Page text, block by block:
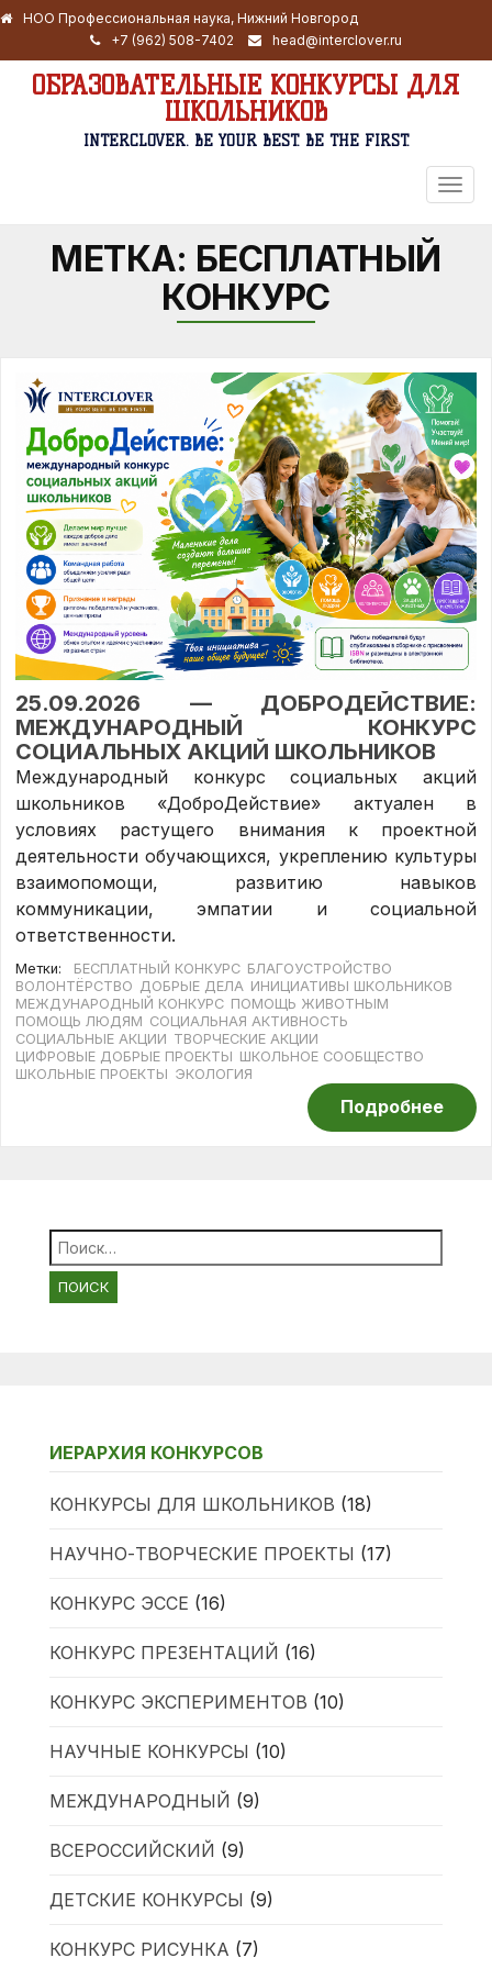
НОО Профессиональная наука, Нижний Новгород
+7 (962) 508-7402
head@interclover.ru
ОБРАЗОВАТЕЛЬНЫЕ КОНКУРСЫ ДЛЯ
ШКОЛЬНИКОВ
INTERCLOVER. BE YOUR BEST. BE THE FIRST.
МЕТКА: БЕСПЛАТНЫЙ
КОНКУРС
25.09.2026 — ДОБРОДЕЙСТВИЕ:
МЕЖДУНАРОДНЫЙ КОНКУРС
СОЦИАЛЬНЫХ АКЦИЙ ШКОЛЬНИКОВ
Международный конкурс социальных акций
школьников «ДоброДействие» актуален в
условиях растущего внимания к проектной
деятельности обучающихся, укреплению культуры
взаимопомощи, развитию навыков
коммуникации, эмпатии и социальной
ответственности.
Метки: БЕСПЛАТНЫЙ КОНКУРС БЛАГОУСТРОЙСТВО
ВОЛОНТЁРСТВО ДОБРЫЕ ДЕЛА ИНИЦИАТИВЫ ШКОЛЬНИКОВ
МЕЖДУНАРОДНЫЙ КОНКУРС ПОМОЩЬ ЖИВОТНЫМ
ПОМОЩЬ ЛЮДЯМ СОЦИАЛЬНАЯ АКТИВНОСТЬ
СОЦИАЛЬНЫЕ АКЦИИ ТВОРЧЕСКИЕ АКЦИИ
ЦИФРОВЫЕ ДОБРЫЕ ПРОЕКТЫ ШКОЛЬНОЕ СООБЩЕСТВО
ШКОЛЬНЫЕ ПРОЕКТЫ ЭКОЛОГИЯ
Подробнее
Найти:
ИЕРАРХИЯ КОНКУРСОВ
КОНКУРСЫ ДЛЯ ШКОЛЬНИКОВ (18)
НАУЧНО-ТВОРЧЕСКИЕ ПРОЕКТЫ (17)
КОНКУРС ЭССЕ (16)
КОНКУРС ПРЕЗЕНТАЦИЙ (16)
КОНКУРС ЭКСПЕРИМЕНТОВ (10)
НАУЧНЫЕ КОНКУРСЫ (10)
МЕЖДУНАРОДНЫЙ (9)
ВСЕРОССИЙСКИЙ (9)
ДЕТСКИЕ КОНКУРСЫ (9)
КОНКУРС РИСУНКА (7)